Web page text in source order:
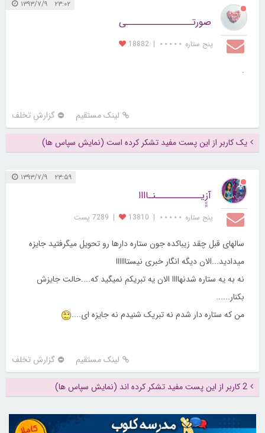
۲۳:۰۲ ۱۳۹۳/۷/۹
صورتــــــــــــــــی
پنج ستاره ⋆⋆⋆⋆⋆ |
18882
.
لینک مستقیم گزارش تخلف
یک کاربر از این پست مفید تشکر کرده است (نمایش سپاس ها)
۲۳:۵۹ ۱۳۹۳/۷/۹
آزِِِِیـــــــــــنـاااا
پنج ستاره ⋆⋆⋆⋆⋆ |
13810
| 7289 پست
سالهای قبل چقد زیباکده جون ستاره دارها رو تحویل میگرفتید جایزه
میدادید...الان دیگه انگار خبری نیستاااااا
نه به یه ستاره شدنهاااا الان یه تبریکم نمیگید که....حالت جایزش
بکنار......
من که ستاره دار شدم نه تبریک شنیدم نه جایزه ای....
لینک مستقیم گزارش تخلف
2 کاربر از این پست مفید تشکر کرده اند (نمایش سپاس ها)